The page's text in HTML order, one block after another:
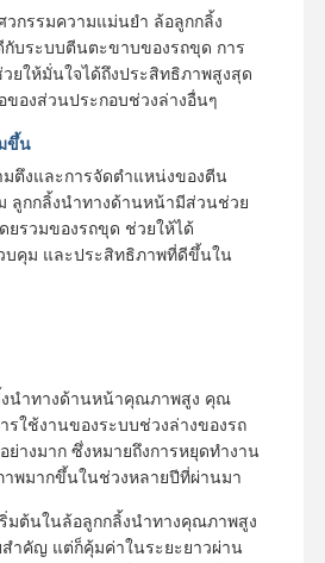
วกรรมความแม่นยำ ล้อลูกกลิ้ง
กับระบบตีนตะขาบของรถขุด การ
ยให้มั่นใจได้ถึงประสิทธิภาพสูงสุด
ของส่วนประกอบช่วงล่างอื่นๆ
ขึ้น
มตึงและการจัดตำแหน่งของตีน
ลูกกลิ้งนำทางด้านหน้ามีส่วนช่วย
ยรวมของรถขุด ช่วยให้ได้
บคุม และประสิทธิภาพที่ดีขึ้นใน
งนำทางด้านหน้าคุณภาพสูง คุณ
รใช้งานของระบบช่วงล่างของรถ
ย่างมาก ซึ่งหมายถึงการหยุดทำงาน
พมากขึ้นในช่วงหลายปีที่ผ่านมา
มต้นในล้อลูกกลิ้งนำทางคุณภาพสูง
ำคัญ แต่ก็คุ้มค่าในระยะยาวผ่าน